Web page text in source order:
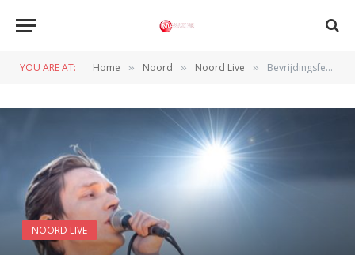
YOU ARE AT: Home » Noord » Noord Live » Bevrijdingsfestival Groningen: koud maar geslaagd
NOORD LIVE